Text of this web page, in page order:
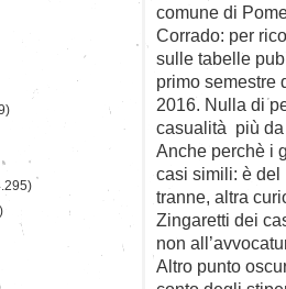
comune di
Corrado: per
sulle tabelle
primo semestre
2016. Nulla di
casualità più da
Anche perchè i
casi simili: è del
tranne, altra
Zingaretti dei
non
Altro punto